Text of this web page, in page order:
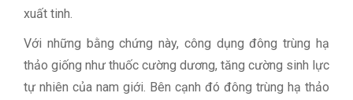
xuất tinh.
Với những bằng chứng này, công dụng đông trùng hạ
thảo giống như thuốc cường dương, tăng cường sinh lực
tự nhiên của nam giới. Bên cạnh đó đông trùng hạ thảo